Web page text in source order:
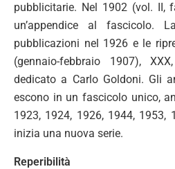
pubblicitarie. Nel 1902 (vol. II,
un’appendice al fascicolo.
pubblicazioni nel 1926 e le
(gennaio-febbraio 1907),
dedicato a Carlo Goldoni. Gli
escono in un fascicolo unico,
1923, 1924, 1926, 1944, 1953,
inizia una nuova serie.
Reperibilità